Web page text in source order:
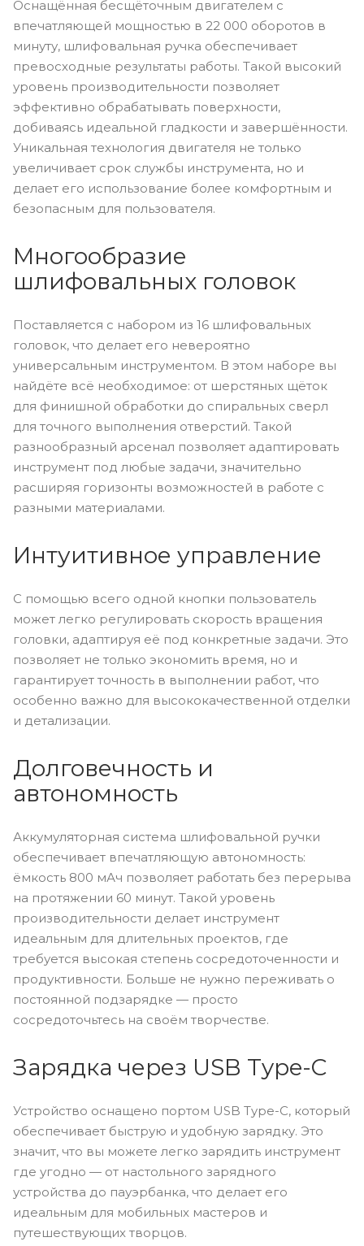
Оснащённая бесщёточным двигателем с
впечатляющей мощностью в 22 000 оборотов в
минуту, шлифовальная ручка обеспечивает
превосходные результаты работы. Такой высокий
уровень производительности позволяет
эффективно обрабатывать поверхности,
добиваясь идеальной гладкости и завершённости.
Уникальная технология двигателя не только
увеличивает срок службы инструмента, но и
делает его использование более комфортным и
безопасным для пользователя.
Многообразие
шлифовальных головок
Поставляется с набором из 16 шлифовальных
головок, что делает его невероятно
универсальным инструментом. В этом наборе вы
найдёте всё необходимое: от шерстяных щёток
для финишной обработки до спиральных сверл
для точного выполнения отверстий. Такой
разнообразный арсенал позволяет адаптировать
инструмент под любые задачи, значительно
расширяя горизонты возможностей в работе с
разными материалами.
Интуитивное управление
С помощью всего одной кнопки пользователь
может легко регулировать скорость вращения
головки, адаптируя её под конкретные задачи. Это
позволяет не только экономить время, но и
гарантирует точность в выполнении работ, что
особенно важно для высококачественной отделки
и детализации.
Долговечность и
автономность
Аккумуляторная система шлифовальной ручки
обеспечивает впечатляющую автономность:
ёмкость 800 мАч позволяет работать без перерыва
на протяжении 60 минут. Такой уровень
производительности делает инструмент
идеальным для длительных проектов, где
требуется высокая степень сосредоточенности и
продуктивности. Больше не нужно переживать о
постоянной подзарядке — просто
сосредоточьтесь на своём творчестве.
Зарядка через USB Type-C
Устройство оснащено портом USB Type-C, который
обеспечивает быструю и удобную зарядку. Это
значит, что вы можете легко зарядить инструмент
где угодно — от настольного зарядного
устройства до пауэрбанка, что делает его
идеальным для мобильных мастеров и
путешествующих творцов.